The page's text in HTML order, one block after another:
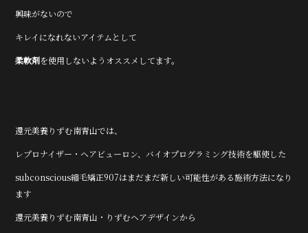
興味がないので
キレイになれないアイテムとして
柔軟剤を使用しないようオススメしてます。
還元美養りずむ南青山では、
レプロナイザー・ヘアビューロン、バイオプログラミング技術を駆使した
subconscious縮毛矯正907はまだまだ新しい可能性がある施術方法になり
ます
還元美養りずむ南青山・りずむヘアデザインから